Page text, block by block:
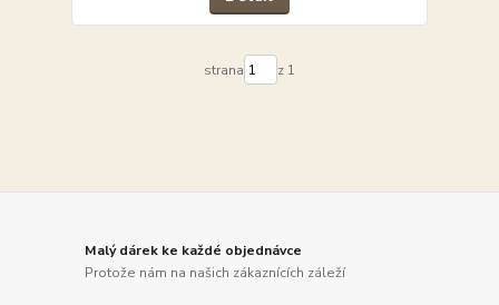
strana z 1
Malý dárek ke každé objednávce
Protože nám na našich zákaznících záleží